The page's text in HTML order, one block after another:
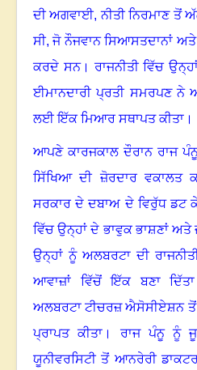
ਦੀ ਅਗਵਾਈ,ਨੀਤੀ ਨਿਰਮਾਣ ਤੋਂ
ਸੀ,ਜੋ ਨੌਜਵਾਨ ਸਿਆਸਤਦਾਨਾਂ
ਕਰਦੇ ਸਨ। ਰਾਜਨੀਤੀ ਵਿੱਚ
ਈਮਾਨਦਾਰੀ ਪ੍ਰਤੀ ਸਮਰਪਣ ਨੇ
ਲਈ ਇੱਕ ਮਿਆਰ ਸਥਾਪਤ ਕੀਤਾ ।
ਆਪਣੇ ਕਾਰਜਕਾਲ ਦੌਰਾਨ ਰਾਜ
ਸਿੱਖਿਆ ਦੀ ਜ਼ੋਰਦਾਰ ਵਕਾਲਤ
ਸਰਕਾਰ ਦੇ ਦਬਾਅ ਦੇ ਵਿਰੁੱਧ ਡਟ
ਵਿੱਚ ਉਨ੍ਹਾਂ ਦੇ ਭਾਵੁਕ ਭਾਸ਼ਣਾਂ
ਉਨ੍ਹਾਂ ਨੂੰ ਅਲਬਰਟਾ ਦੀ
ਆਵਾਜ਼ਾਂ ਵਿੱਚੋਂ ਇੱਕ ਬਣਾ ਦਿੱਤਾ
ਅਲਬਰਟਾ ਟੀਚਰਜ਼ ਐਸੋਸੀਏਸ਼ਨ
ਪ੍ਰਾਪਤ ਕੀਤਾ । ਰਾਜ ਪੰਨੂ ਨੂੰ
ਯੂਨੀਵਰਸਿਟੀ ਤੋਂ ਆਨਰੇਰੀ